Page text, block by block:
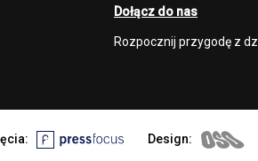
Dołącz do nas
Rozpocznij przygodę z
Design: